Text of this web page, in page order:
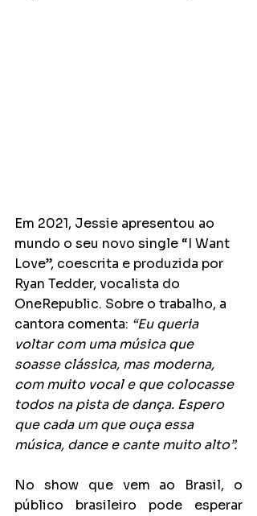
Em 2021, Jessie apresentou ao
mundo o seu novo single “I Want
Love”, coescrita e produzida por
Ryan Tedder, vocalista do
OneRepublic. Sobre o trabalho, a
cantora comenta: “Eu queria
voltar com uma música que
soasse clássica, mas moderna,
com muito vocal e que colocasse
todos na pista de dança. Espero
que cada um que ouça essa
música, dance e cante muito alto”.
No show que vem ao Brasil, o
público brasileiro pode esperar